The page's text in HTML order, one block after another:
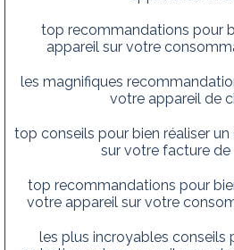
top recommandations pour
appareil sur votre
les magnifiques
votre appareil de
top conseils pour bien réaliser
sur votre facture de
top recommandations pour
votre appareil sur votre
les plus incroyables conseils